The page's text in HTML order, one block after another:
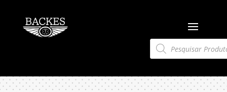
Pesquisar
produtos